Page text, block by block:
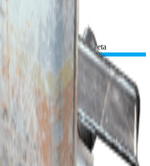
Bomba de Bicicleta
de criação.